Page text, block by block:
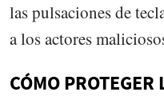
las pulsaciones de
a los actores
CÓMO